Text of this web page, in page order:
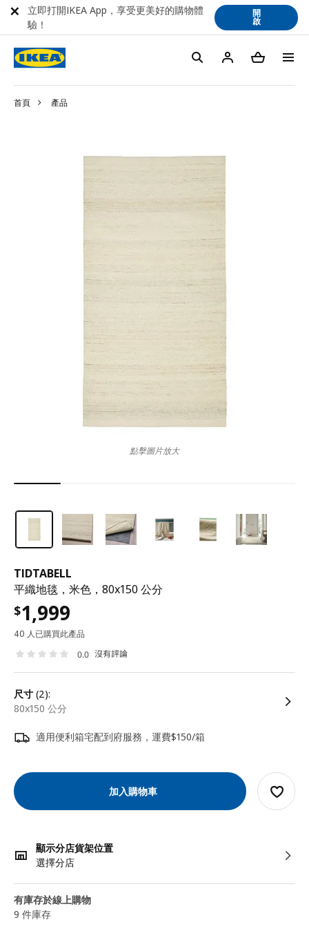
首頁 產品
TIDTABELL
平織地毯，米色，80x150 公分
$1,999
40 人已購買此產品
0.0 沒有評論
尺寸 (2):
80x150 公分
適用便利箱宅配到府服務，運費$150/箱
加入購物車
顯示分店貨架位置
選擇分店
有庫存於線上購物
9 件庫存
點擊圖片放大
立即打開IKEA App，享受更美好的購物體
驗！
開
啟